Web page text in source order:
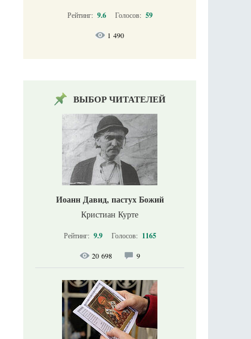
Рейтинг: 9.6 Голосов: 59
1 490
ВЫБОР ЧИТАТЕЛЕЙ
Иоанн Давид, пастух Божий
Кристиан Курте
Рейтинг: 9.9 Голосов: 1165
20 698 9